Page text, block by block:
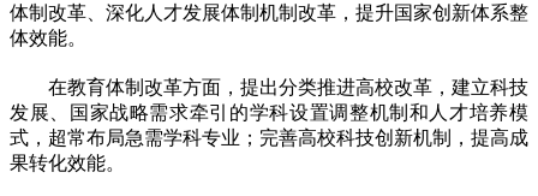
体制改革、深化人才发展体制机制改革，提升国家创新体系整
体效能。
在教育体制改革方面，提出分类推进高校改革，建立科技
发展、国家战略需求牵引的学科设置调整机制和人才培养模
式，超常布局急需学科专业；完善高校科技创新机制，提高成
果转化效能。